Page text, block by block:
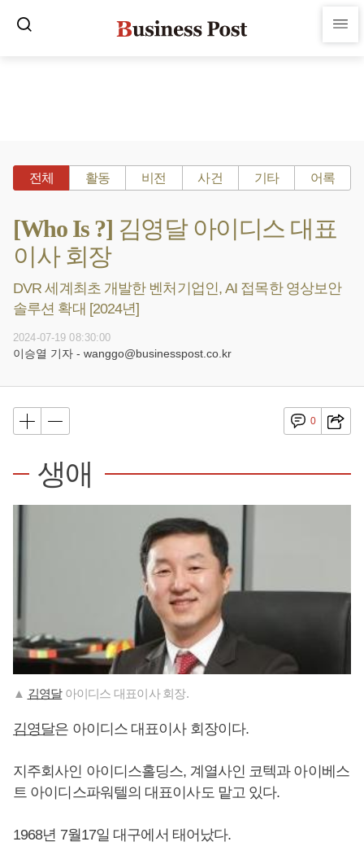
전체 활동 비전 사건 기타 어록
[Who Is ?] 김영달 아이디스 대표
이사 회장
DVR 세계최초 개발한 벤처기업인, AI 접목한 영상보안
솔루션 확대 [2024년]
2024-07-19 08:30:00
이승열 기자 - wanggo@businesspost.co.kr
0
생애
▲ 김영달아이디스 대표이사 회장.
김영달은 아이디스 대표이사 회장이다.
지주회사인 아이디스홀딩스, 계열사인 코텍과 아이베스
트 아이디스파워텔의 대표이사도 맡고 있다.
1968년 7월17일 대구에서 태어났다.